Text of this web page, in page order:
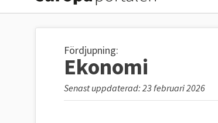
Fördjupning:
Ekonomi
Senast uppdaterad: 23 februari 2026